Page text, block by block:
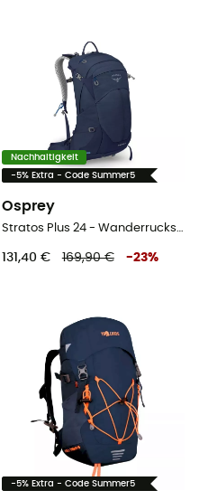
Nachhaltigkeit
-5% Extra - Code Summer5
Osprey
Stratos Plus 24 - Wanderrucksack - Herren
131,40 € 169,90 € -23%
-5% Extra - Code Summer5